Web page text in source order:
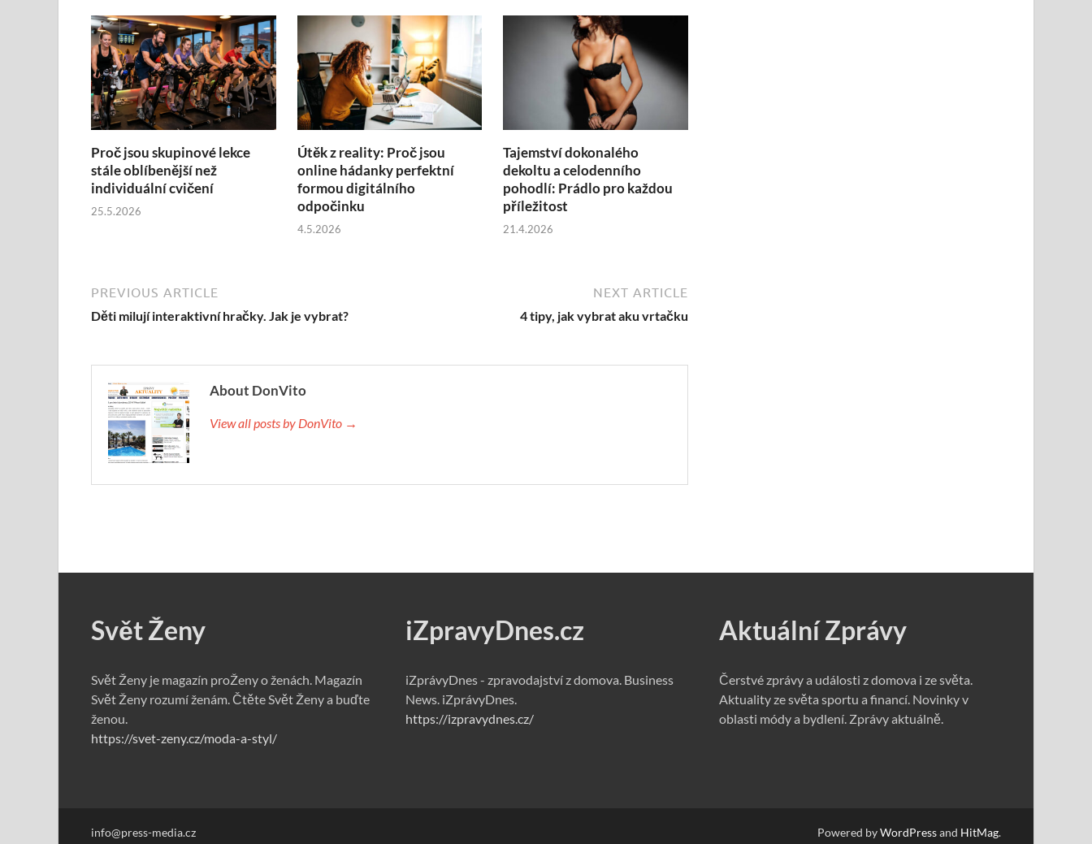
Proč jsou skupinové lekce
stále oblíbenější než
individuální cvičení
25.5.2026
Útěk z reality: Proč jsou
online hádanky perfektní
formou digitálního
odpočinku
4.5.2026
Tajemství dokonalého
dekoltu a celodenního
pohodlí: Prádlo pro každou
příležitost
21.4.2026
PREVIOUS ARTICLE
Děti milují interaktivní hračky. Jak je vybrat?
NEXT ARTICLE
4 tipy, jak vybrat aku vrtačku
About DonVito
View all posts by DonVito →
Svět Ženy
Svět Ženy je magazín proŽeny o ženách. Magazín
Svět Ženy rozumí ženám. Čtěte Svět Ženy a buďte
ženou.
https://svet-zeny.cz/moda-a-styl/
iZpravyDnes.cz
iZprávyDnes - zpravodajství z domova. Business
News. iZprávyDnes.
https://izpravydnes.cz/
Aktuální Zprávy
Čerstvé zprávy a události z domova i ze světa.
Aktuality ze světa sportu a financí. Novinky v
oblasti módy a bydlení. Zprávy aktuálně.
info@press-media.cz Powered byWordPressand HitMag.